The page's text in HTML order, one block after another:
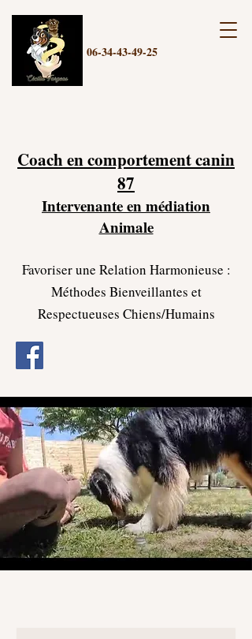
Coach en comportement canin
87
Intervenante en médiation
Animale
Favoriser une Relation Harmonieuse :
Méthodes Bienveillantes et
Respectueuses Chiens/Humains
06-34-43-49-25